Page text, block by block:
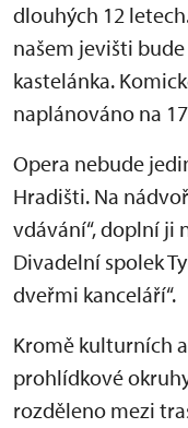
dlouhých 12
našem jevišti
kastelánka.
naplánováno na
Opera nebude
Hradišti. Na
vdávání“, doplní ji
Divadelní spolek
dveřmi kanceláří“.
Kromě kulturních
prohlídkové
rozděleno mezi